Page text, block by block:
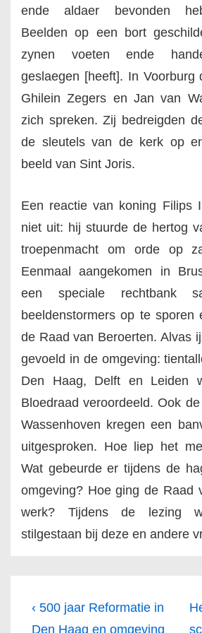
ende aldaer bevonden
Beelden op een bort
zynen voeten ende
geslaegen [heeft]. In Voorburg
Ghilein Zegers en Jan van
zich spreken. Zij bedreigden
de sleutels van de kerk op
beeld van Sint Joris.
Een reactie van koning Filips
niet uit: hij stuurde de hertog
troepenmacht om orde op
Eenmaal aangekomen in
een speciale rechtbank
beeldenstormers op te sporen
de Raad van Beroerten. Alvas
gevoeld in de omgeving:
Den Haag, Delft en Leiden
Bloedraad veroordeeld. Ook
Wassenhoven kregen een
uitgesproken. Hoe liep het
Wat gebeurde er tijdens de
omgeving? Hoe ging de Raad
werk? Tijdens de lezing
stilgestaan bij deze en andere
Bericht
Vorig
bericht
‹ 500 jaar Reformatie in
Den Haag en omgeving